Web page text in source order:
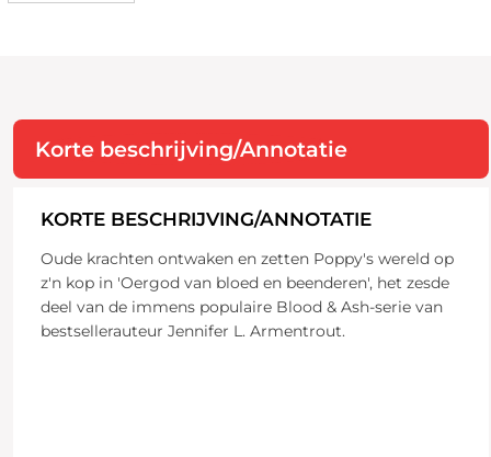
Korte beschrijving/Annotatie
KORTE BESCHRIJVING/ANNOTATIE
Oude krachten ontwaken en zetten Poppy's wereld op
z'n kop in 'Oergod van bloed en beenderen', het zesde
deel van de immens populaire Blood & Ash-serie van
bestsellerauteur Jennifer L. Armentrout.